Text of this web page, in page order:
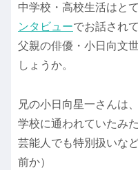
中学校・高校生活はと
ンタビューでお話され
父親の俳優・小日向文
しょうか。
兄の小日向星一さんは
学校に通われていたみた
芸能人でも特別扱いな
前か）